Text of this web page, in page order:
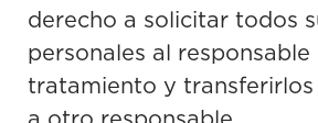
derecho a solicitar todos
personales al responsable
tratamiento y transferirlos